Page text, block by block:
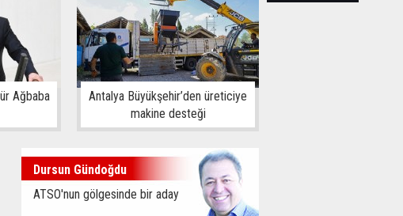
Ağbaba
Antalya Büyükşehir’den üreticiye
makine desteği
Dursun Gündoğdu
ATSO'nun gölgesinde bir aday